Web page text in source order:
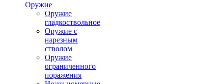
Оружие
Оружие
гладкоствольное
Оружие с
нарезным
стволом
Оружие
ограниченного
поражения